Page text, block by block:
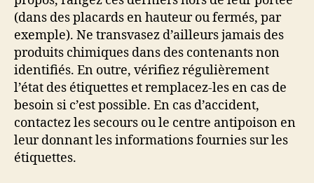
(dans des placards en hauteur ou fermés, par
exemple). Ne transvasez d’ailleurs jamais des
produits chimiques dans des contenants non
identifiés. En outre, vérifiez régulièrement
l’état des étiquettes et remplacez-les en cas de
besoin si c’est possible. En cas d’accident,
contactez les secours ou le centre antipoison en
leur donnant les informations fournies sur les
étiquettes.